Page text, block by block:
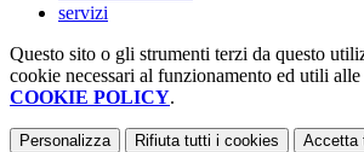
servizi
Questo sito o gli strumenti terzi da questo
cookie necessari al funzionamento ed utili
COOKIE POLICY.
Personalizza Rifiuta tutti i cookies Accetta